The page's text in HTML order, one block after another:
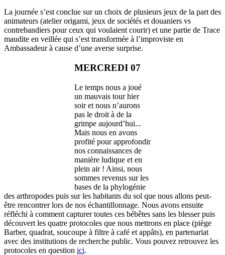
La journée s’est conclue sur un choix de plusieurs jeux de la part des
animateurs (atelier origami, jeux de sociétés et douaniers vs
contrebandiers pour ceux qui voulaient courir) et une partie de Trace
maudite en veillée qui s’est transformée à l’improviste en
Ambassadeur à cause d’une averse surprise.
MERCREDI 07
Le temps nous a joué
un mauvais tour hier
soir et nous n’aurons
pas le droit à de la
grimpe aujourd’hui...
Mais nous en avons
profité pour approfondir
nos connaissances de
manière ludique et en
plein air ! Ainsi, nous
sommes revenus sur les
bases de la phylogénie
des arthropodes puis sur les habitants du sol que nous allons peut-
être rencontrer lors de nos échantillonnage. Nous avons ensuite
réfléchi à comment capturer toutes ces bébêtes sans les blesser puis
découvert les quatre protocoles que nous mettrons en place (piège
Barber, quadrat, soucoupe à filtre à café et appâts), en partenariat
avec des institutions de recherche public. Vous pouvez retrouvez les
protocoles en question ici.